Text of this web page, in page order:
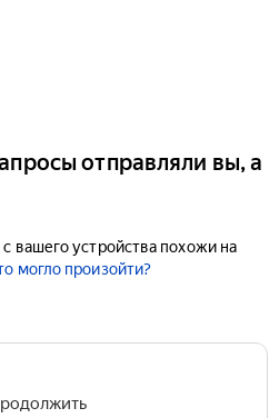
отправляли вы, а
вашего устройства похожи на
могло произойти?